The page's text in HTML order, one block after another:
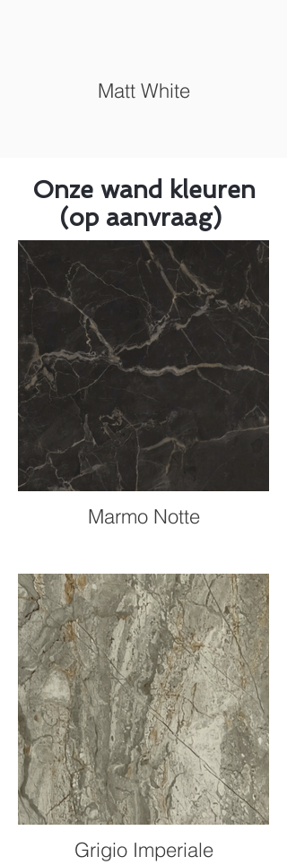
Matt White
Onze wand kleuren
(op aanvraag)
Marmo Notte
Grigio Imperiale